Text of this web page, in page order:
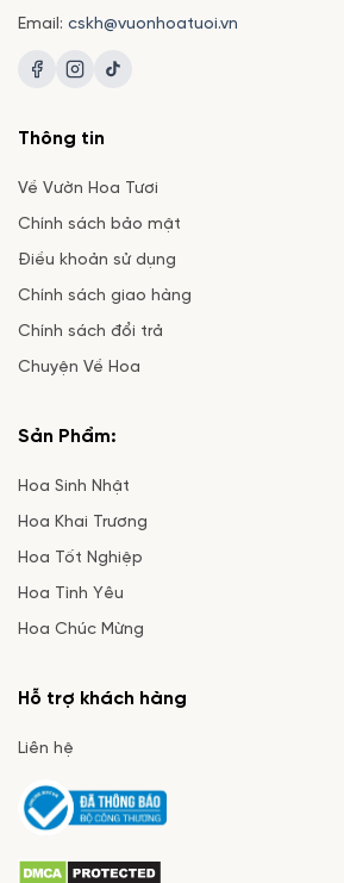
Email: cskh@vuonhoatuoi.vn
Thông tin
Về Vườn Hoa Tươi
Chính sách bảo mật
Điều khoản sử dụng
Chính sách giao hàng
Chính sách đổi trả
Chuyện Về Hoa
Sản Phẩm:
Hoa Sinh Nhật
Hoa Khai Trương
Hoa Tốt Nghiệp
Hoa Tình Yêu
Hoa Chúc Mừng
Hỗ trợ khách hàng
Liên hệ